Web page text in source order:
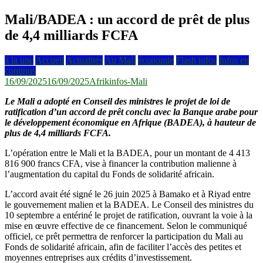
Mali/BADEA : un accord de prêt de plus
de 4,4 milliards FCFA
à la une Accueil Actualités Au Mali économie Flash infos Infos en
continus
16/09/202516/09/2025Afrikinfos-Mali
Le Mali a adopté en Conseil des ministres le projet de loi de
ratification d’un accord de prêt conclu avec la Banque arabe pour
le développement économique en Afrique (BADEA), à hauteur de
plus de 4,4 milliards FCFA.
L’opération entre le Mali et la BADEA, pour un montant de 4 413
816 900 francs CFA, vise à financer la contribution malienne à
l’augmentation du capital du Fonds de solidarité africain.
L’accord avait été signé le 26 juin 2025 à Bamako et à Riyad entre
le gouvernement malien et la BADEA. Le Conseil des ministres du
10 septembre a entériné le projet de ratification, ouvrant la voie à la
mise en œuvre effective de ce financement. Selon le communiqué
officiel, ce prêt permettra de renforcer la participation du Mali au
Fonds de solidarité africain, afin de faciliter l’accès des petites et
moyennes entreprises aux crédits d’investissement.